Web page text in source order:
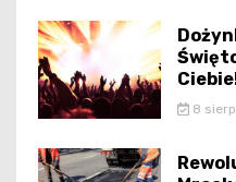
8